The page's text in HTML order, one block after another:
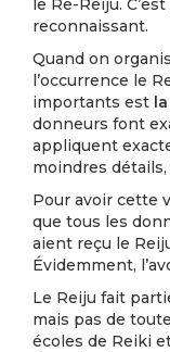
le Re-Reiju.
reconnaissant.
Quand on
l’occurrence le
importants est
donneurs font
appliquent
moindres
Pour avoir cette
que tous les
aient reçu le
Évidemment,
Le Reiju fait
mais pas de
écoles de Reiki